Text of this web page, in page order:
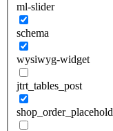
ml-slider
schema
wysiwyg-widget
jtrt_tables_post
shop_order_placehold